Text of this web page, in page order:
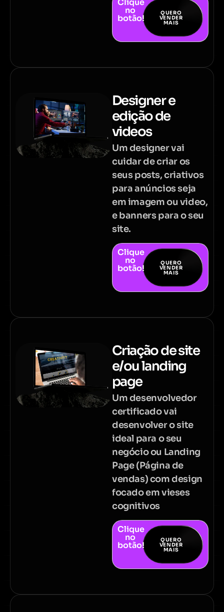
QUERO
VENDER
MAIS
Clique
no
botão!
Designer e
edição de
videos
Um designer vai
cuidar de criar os
seus posts, criativos
para anúncios seja
em imagem ou video,
e banners para o seu
site.
QUERO
VENDER
MAIS
Clique
no
botão!
Criação de site
e/ou landing
page
Um desenvolvedor
certificado vai
desenvolver o site
ideal para o seu
negócio ou Landing
Page (Página de
vendas) com design
focado em vieses
cognitivos
QUERO
VENDER
MAIS
Clique
no
botão!